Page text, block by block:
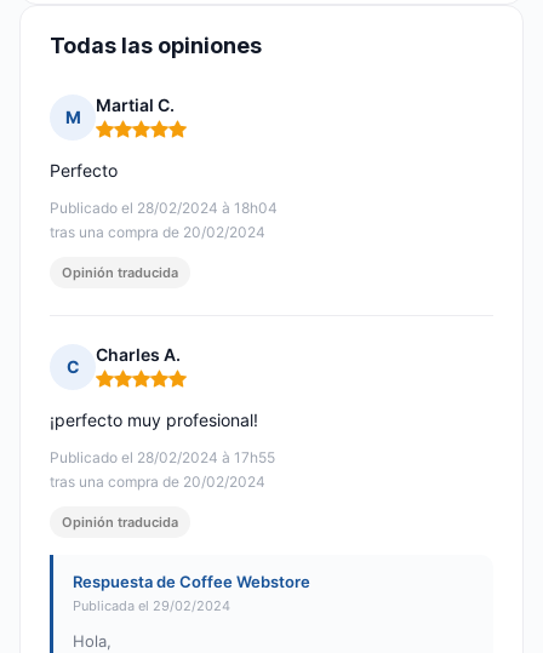
Todas las opiniones
M
Martial C.
Nota: 5 de 5
Publicado el 28/02/2024 à 18h04
tras una compra de 20/02/2024
Perfecto
Opinión traducida
C
Charles A.
Nota: 5 de 5
Publicado el 28/02/2024 à 17h55
tras una compra de 20/02/2024
¡perfecto muy profesional!
Opinión traducida
Respuesta de Coffee Webstore
Publicada el 29/02/2024
Hola,